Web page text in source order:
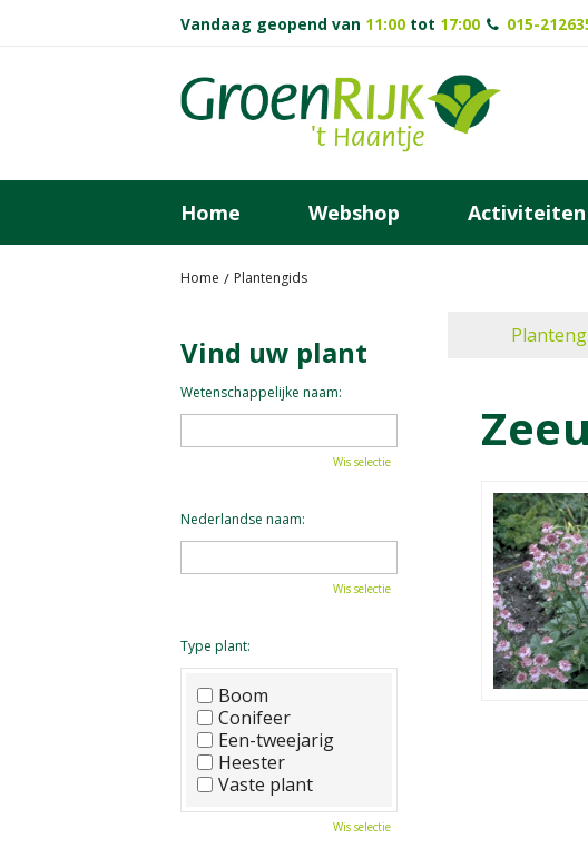
Home Plantengids
Vandaag geopend van 11:00 tot 17:00 015-
Home Webshop Activiteiten
Vind uw plant
Wetenschappelijke naam:
Wis selectie
Nederlandse naam:
Wis selectie
Type plant:
Boom
Conifeer
Een-tweejarig
Heester
Vaste plant
Wis selectie